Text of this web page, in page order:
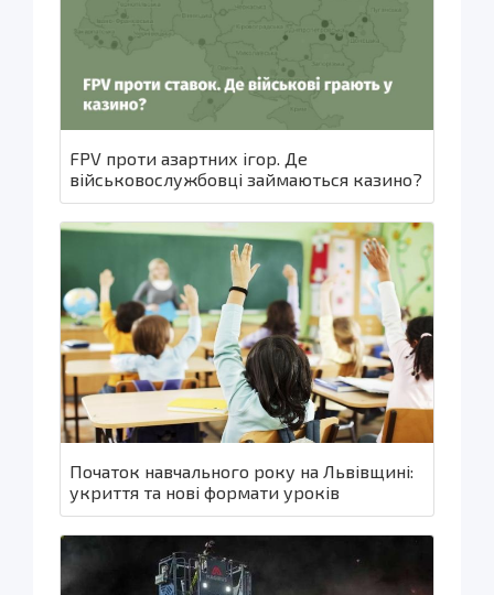
FPV проти азартних ігор. Де
військовослужбовці займаються казино?
Початок навчального року на Львівщині:
укриття та нові формати уроків